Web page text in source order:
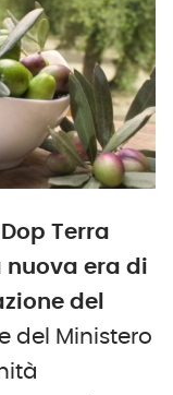
Terra
nuova era di
del
del Ministero